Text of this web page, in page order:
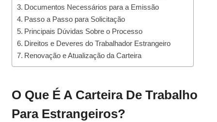
Documentos Necessários para a Emissão
Passo a Passo para Solicitação
Principais Dúvidas Sobre o Processo
Direitos e Deveres do Trabalhador Estrangeiro
Renovação e Atualização da Carteira
O Que É A Carteira De Trabalho
Para Estrangeiros?